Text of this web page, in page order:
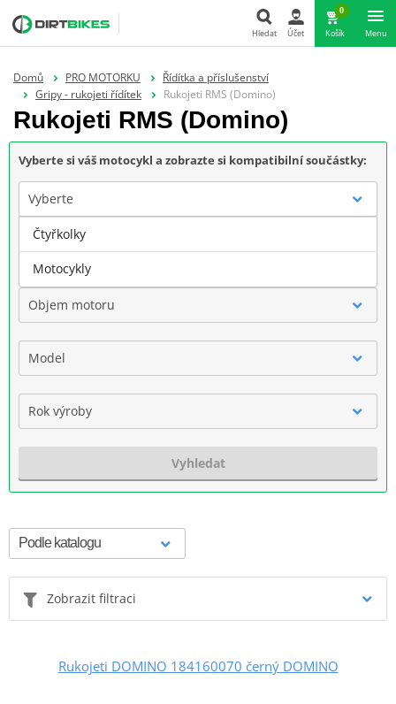
Hledat Účet
0
Košík Menu
Domů PRO MOTORKU
Řídítka a příslušenství
Gripy - rukojeti řídítek
Rukojeti RMS (Domino)
Rukojeti RMS (Domino)
Vyberte si váš motocykl a zobrazte si kompatibilní součástky:
Vyberte
Značka
Objem motoru
Model
Rok výroby
Vyhledat
Zobrazit filtraci
Rukojeti DOMINO 184160070 černý DOMINO
Čtyřkolky
Motocykly